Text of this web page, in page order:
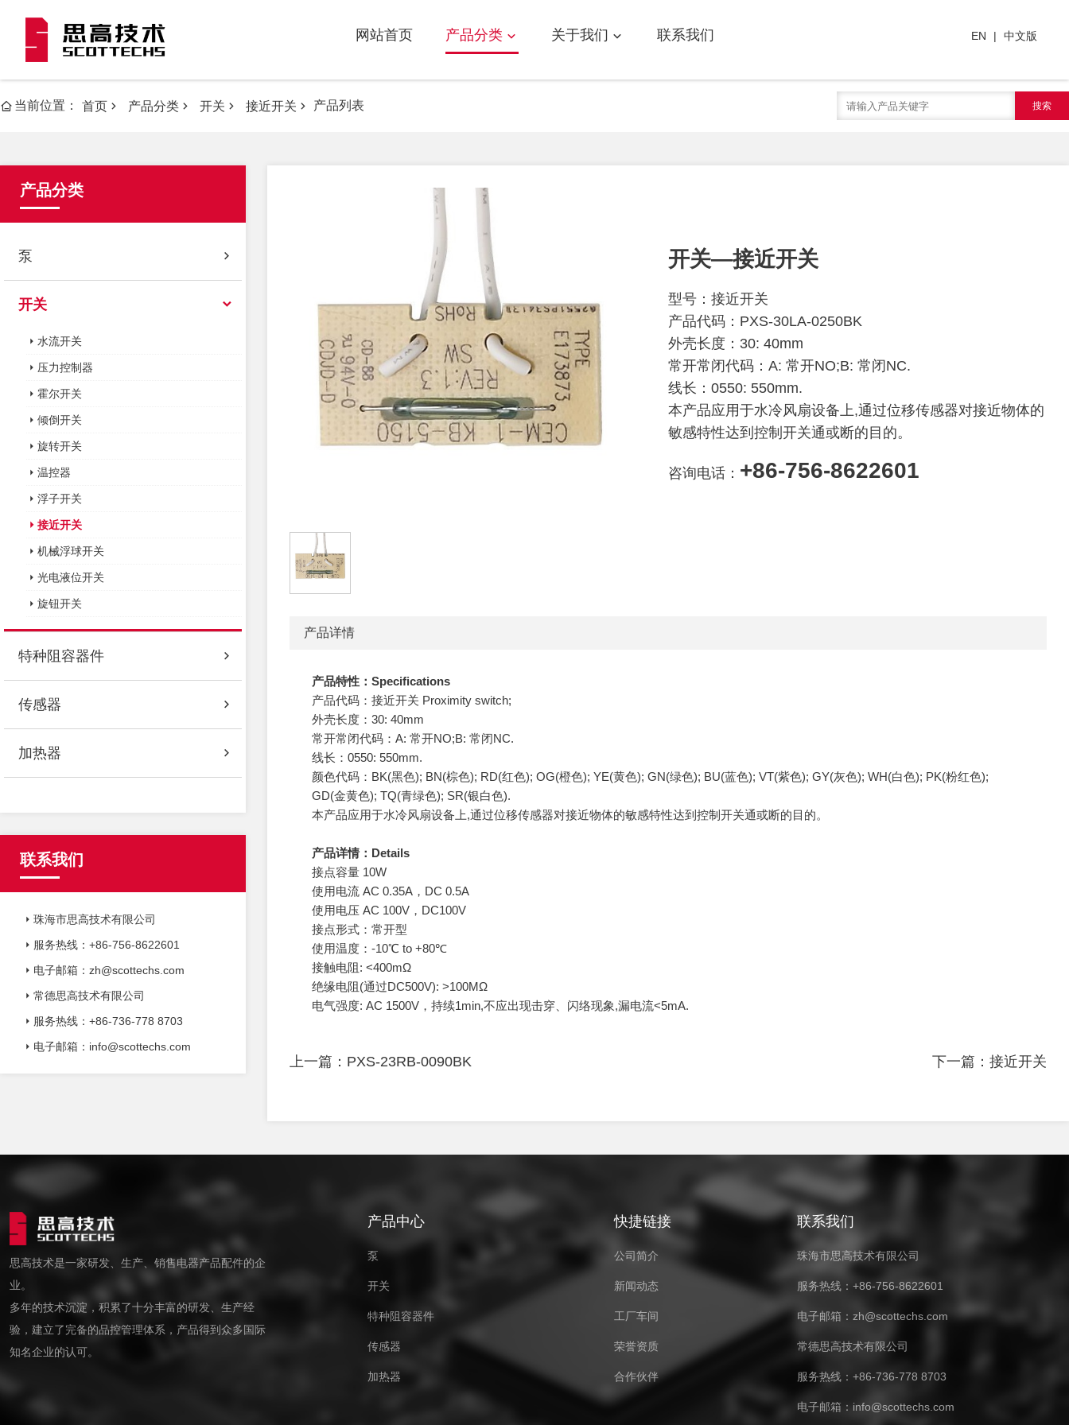
网站首页 产品分类 关于我们 联系我们 EN | 中文版
当前位置： 首页 产品分类 开关 接近开关 产品列表 搜索
产品分类
泵
开关
水流开关
压力控制器
霍尔开关
倾倒开关
旋转开关
温控器
浮子开关
接近开关
机械浮球开关
光电液位开关
旋钮开关
特种阻容器件
传感器
加热器
联系我们
珠海市思高技术有限公司
服务热线：+86-756-8622601
电子邮箱：zh@scottechs.com
常德思高技术有限公司
服务热线：+86-736-778 8703
电子邮箱：info@scottechs.com
开关—接近开关
型号：接近开关
产品代码：PXS-30LA-0250BK
外壳长度：30: 40mm
常开常闭代码：A: 常开NO;B: 常闭NC.
线长：0550: 550mm.
本产品应用于水冷风扇设备上,通过位移传感器对接近物体的
敏感特性达到控制开关通或断的目的。
咨询电话： +86-756-8622601
产品详情
产品特性：Specifications
产品代码：接近开关 Proximity switch;
外壳长度：30: 40mm
常开常闭代码：A: 常开NO;B: 常闭NC.
线长：0550: 550mm.
颜色代码：BK(黑色); BN(棕色); RD(红色); OG(橙色); YE(黄色); GN(绿色); BU(蓝色); VT(紫色); GY(灰色); WH(白色); PK(粉红色);
GD(金黄色); TQ(青绿色); SR(银白色).
本产品应用于水冷风扇设备上,通过位移传感器对接近物体的敏感特性达到控制开关通或断的目的。
产品详情：Details
接点容量 10W
使用电流 AC 0.35A，DC 0.5A
使用电压 AC 100V，DC100V
接点形式：常开型
使用温度：-10℃ to +80℃
接触电阻: <400mΩ
绝缘电阻(通过DC500V): >100MΩ
电气强度: AC 1500V，持续1min,不应出现击穿、闪络现象,漏电流<5mA.
上一篇： PXS-23RB-0090BK 下一篇： 接近开关
思高技术是一家研发、生产、销售电器产品配件的企
业。
多年的技术沉淀，积累了十分丰富的研发、生产经
验，建立了完备的品控管理体系，产品得到众多国际
知名企业的认可。
产品中心
泵
开关
特种阻容器件
传感器
加热器
快捷链接
公司简介
新闻动态
工厂车间
荣誉资质
合作伙伴
联系我们
珠海市思高技术有限公司
服务热线：+86-756-8622601
电子邮箱：zh@scottechs.com
常德思高技术有限公司
服务热线：+86-736-778 8703
电子邮箱：info@scottechs.com